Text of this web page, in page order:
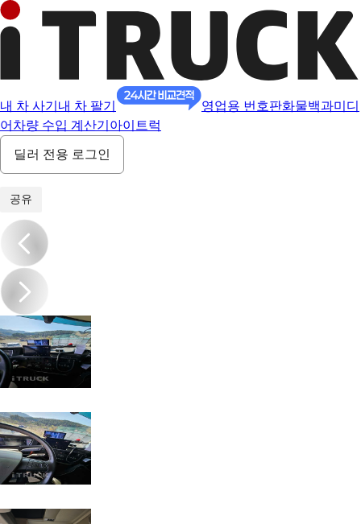
내 차 사기 내 차 팔기 영업용 번호판화물백과미디
어 차량 수입 계산기 아이트럭
딜러 전용 로그인
공유
/21